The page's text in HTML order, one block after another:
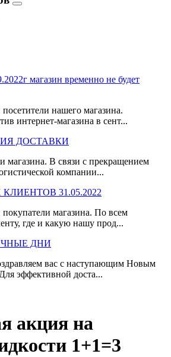
магазин временно не будет
нашего магазина.
интернет-магазина в сент...
ДОСТАВКИ
магазина. В связи с прекращением
компании...
31.05.2022
магазина. По всем
где и какую нашу прод...
ДНИ
вас с наступающим Новым
эффективной доста...
акция на
1+1=3